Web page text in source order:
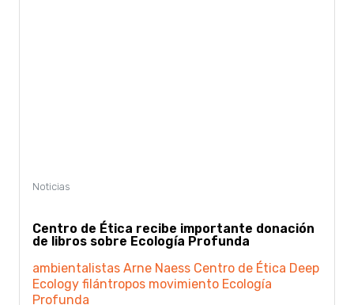
Centro de Ética recibe importante donación
de libros sobre Ecología Profunda
ambientalistas Arne Naess Centro de Ética Deep
Ecology filántropos movimiento Ecología
Profunda